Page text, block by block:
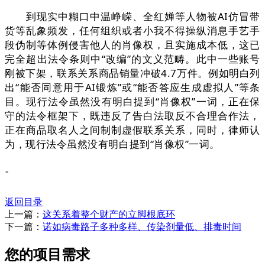
到现实中糊口中温峥嵘、全红婵等人物被AI仿冒带
货等乱象频发，任何组织或者小我不得操纵消息手艺手
段伪制等体例侵害他人的肖像权，且实施成本低，这已
完全超出法令条则中“改编”的文义范畴。此中一些账号
刚被下架，联系关系商品销量冲破4.7万件。例如明白列
出“能否同意用于AI锻炼”或“能否答应生成虚拟人”等条
目。现行法令虽然没有明白提到“肖像权”一词，正在保
守的法令框架下，既违反了告白法取反不合理合作法，
正在商品取名人之间制制虚假联系关系，同时，律师认
为，现行法令虽然没有明白提到“肖像权”一词。
。
返回目录
上一篇： 这关系着整个财产的立脚根底环
下一篇： 诺如病毒路子多种多样、传染剂量低、排毒时间
您的项目需求